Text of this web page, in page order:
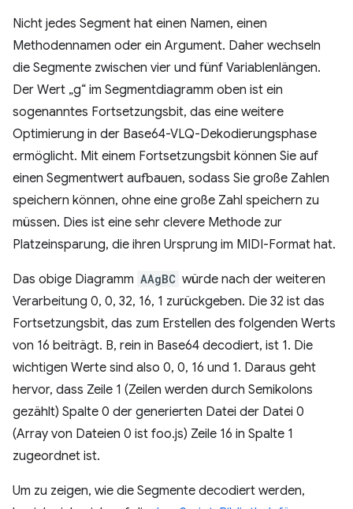
Nicht jedes Segment hat einen Namen, einen
Methodennamen oder ein Argument. Daher wechseln
die Segmente zwischen vier und fünf Variablenlängen.
Der Wert „g“ im Segmentdiagramm oben ist ein
sogenanntes Fortsetzungsbit, das eine weitere
Optimierung in der Base64-VLQ-Dekodierungsphase
ermöglicht. Mit einem Fortsetzungsbit können Sie auf
einen Segmentwert aufbauen, sodass Sie große Zahlen
speichern können, ohne eine große Zahl speichern zu
müssen. Dies ist eine sehr clevere Methode zur
Platzeinsparung, die ihren Ursprung im MIDI-Format hat.
Das obige Diagramm AAgBC würde nach der weiteren
Verarbeitung 0, 0, 32, 16, 1 zurückgeben. Die 32 ist das
Fortsetzungsbit, das zum Erstellen des folgenden Werts
von 16 beiträgt. B, rein in Base64 decodiert, ist 1. Die
wichtigen Werte sind also 0, 0, 16 und 1. Daraus geht
hervor, dass Zeile 1 (Zeilen werden durch Semikolons
gezählt) Spalte 0 der generierten Datei der Datei 0
(Array von Dateien 0 ist foo.js) Zeile 16 in Spalte 1
zugeordnet ist.
Um zu zeigen, wie die Segmente decodiert werden,